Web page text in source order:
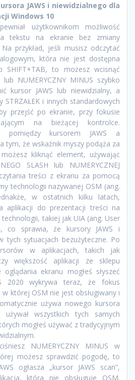
JAWS i niewidzialnego dla
Windows 10
użytkownikom możliwość
tekstu na ekranie bez zmiany
przykład, jeśli musisz odczytać
która nie jest dostępna
SHIFT+TAB, to możesz wcisnąć
lub NUMERYCZNY MINUS szybko
kursor JAWS lub niewidzialny, a
STRZAŁEK i innych standardowych
przejść po ekranie, przy fokusie
na bieżącej kontrolce.
pomiędzy kursorem JAWS a
tym, że wskaźnik myszy podąża za
kliknąć element, używając
SLASH lub NUMERYCZNEJ
treści z ekranu za pomocą
technologii nazywanej OSM (ang.
w ostatnich kilku latach,
aplikacji do prezentacji treści na
takiej jak UIA (ang. User
co sprawia, że kursory JAWS i
tych sytuacjach bezużyteczne. Po
w aplikacjach, takich jak
większość aplikacji ze sklepu
ekranu mogłeś słyszeć
2020 wykrywa teraz, że fokus
której OSM nie jest obsługiwany i
używa nowego kursora
używał wszystkich tych samych
mogłeś używać z tradycyjnym
NUMERYCZNY MINUS w
możesz sprawdzić pogodę, to
ogłasza „kursor JAWS scan”,
która nie obsługuje OSM.